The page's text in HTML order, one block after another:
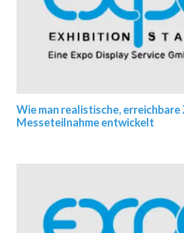
Wie man realistische, erreichbare
Messeteilnahme entwickelt